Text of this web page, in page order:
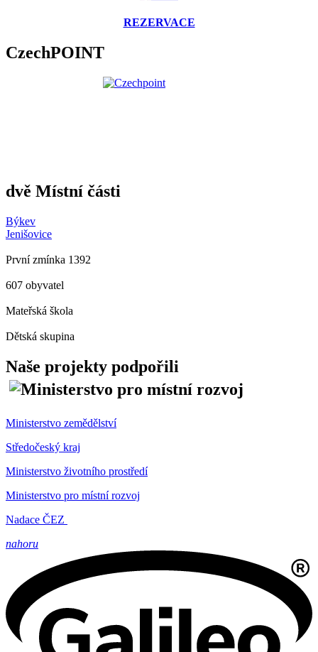
REZERVACE
CzechPOINT
dvě Místní části
Býkev
Jenišovice
První zmínka 1392
607 obyvatel
Mateřská škola
Dětská skupina
Naše projekty podpořili
Ministerstvo zemědělství
Středočeský kraj
Ministerstvo životního prostředí
Ministerstvo pro místní rozvoj
Nadace ČEZ
nahoru